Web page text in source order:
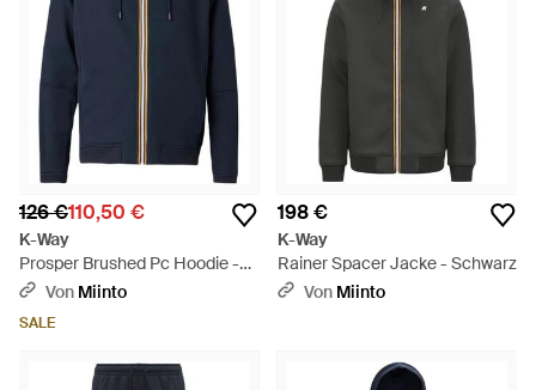
126 €110,50 €
K-Way
Prosper Brushed Pc Hoodie -
BlauVon Miinto
SALE
198 €
K-Way
Rainer Spacer Jacke - Schwarz
Von Miinto